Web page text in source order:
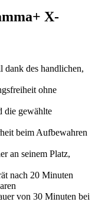
X-
dank des handlichen,
ohne
die gewählte
beim Aufbewahren
an seinem Platz,
nach 20 Minuten
von 30 Minuten bei